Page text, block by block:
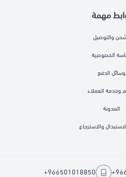
مهمة
والتوصيل
الخصوصية
وسائل الدفع
وخدمة العملاء
المدونة
والاسترجاع
+966501018850